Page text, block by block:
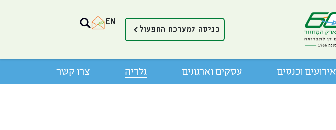
כניסה למערכת התפעול
EN
אירועים וכנסים עסקים וארגונים גלריה צרו קשר